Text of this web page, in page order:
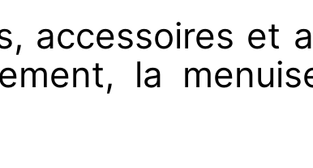
accessoires et
la